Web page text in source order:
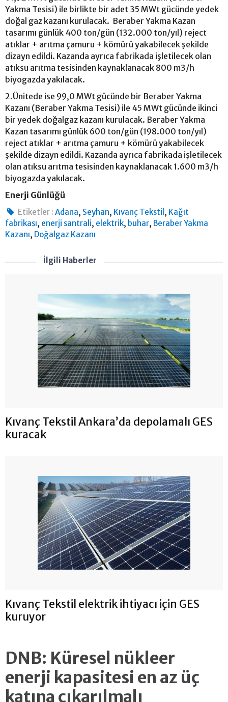
Yakma Tesisi) ile birlikte bir adet 35 MWt gücünde yedek
doğal gaz kazanı kurulacak. Beraber Yakma Kazan
tasarımı günlük 400 ton/gün (132.000 ton/yıl) reject
atıklar + arıtma çamuru + kömürü yakabilecek şekilde
dizayn edildi. Kazanda ayrıca fabrikada işletilecek olan
atıksu arıtma tesisinden kaynaklanacak 800 m3/h
biyogazda yakılacak.
2.Ünitede ise 99,0 MWt gücünde bir Beraber Yakma
Kazanı (Beraber Yakma Tesisi) ile 45 MWt gücünde ikinci
bir yedek doğalgaz kazanı kurulacak. Beraber Yakma
Kazan tasarımı günlük 600 ton/gün (198.000 ton/yıl)
reject atıklar + arıtma çamuru + kömürü yakabilecek
şekilde dizayn edildi. Kazanda ayrıca fabrikada işletilecek
olan atıksu arıtma tesisinden kaynaklanacak 1.600 m3/h
biyogazda yakılacak.
Enerji Günlüğü
Etiketler : Adana, Seyhan, Kıvanç Tekstil , Kağıt
fabrikası, enerji santrali, elektrik, buhar, Beraber Yakma
Kazanı, Doğalgaz Kazanı
İlgili Haberler
Kıvanç Tekstil Ankara’da depolamalı GES
kuracak
Kıvanç Tekstil elektrik ihtiyacı için GES
kuruyor
DNB: Küresel nükleer
enerji kapasitesi en az üç
katına çıkarılmalı